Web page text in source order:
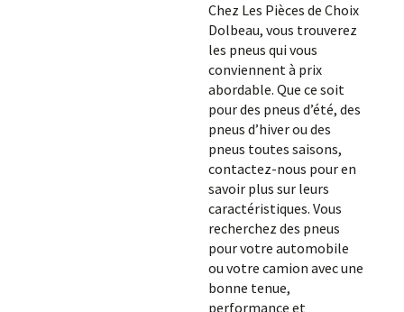
Chez Les Pièces de Choix
Dolbeau, vous trouverez
les pneus qui vous
conviennent à prix
abordable. Que ce soit
pour des pneus d’été, des
pneus d’hiver ou des
pneus toutes saisons,
contactez-nous pour en
savoir plus sur leurs
caractéristiques. Vous
recherchez des pneus
pour votre automobile
ou votre camion avec une
bonne tenue,
performance et